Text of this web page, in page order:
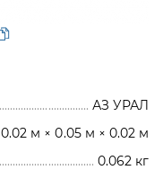
АЗ УРАЛ
0.02 м × 0.05 м × 0.02 м
0.062 кг